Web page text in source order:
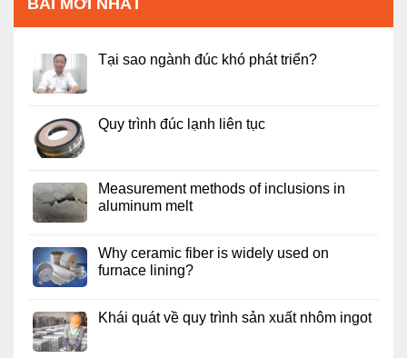
Tại sao ngành đúc khó phát triển?
Quy trình đúc lạnh liên tục
Measurement methods of inclusions in
aluminum melt
Why ceramic fiber is widely used on
furnace lining?
Khái quát về quy trình sản xuất nhôm ingot